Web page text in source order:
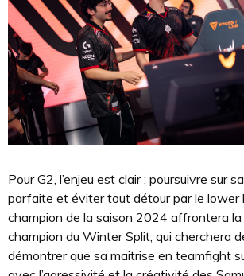
Pour G2, l’enjeu est clair : poursuivre sur
parfaite et éviter tout détour par le lower
champion de la saison 2024 affrontera la
champion du Winter Split, qui cherchera
démontrer que sa maitrise en teamfight